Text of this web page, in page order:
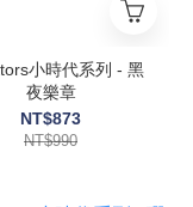
小時代系列 - 黑
夜樂章
NT$873
NT$990